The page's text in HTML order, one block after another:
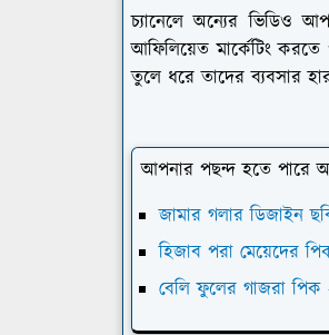
চ্যানেলে অন্যের ভিডিও
আফিলিয়েত মার্কেটিং
তুলে ধরে তাদের ব্যবসার
আপনার পছন্দ হতে পারে
জামার গলার ডিজাইন
হিজাব পরা মেয়েদের
বেলি ফুলের গাজরা